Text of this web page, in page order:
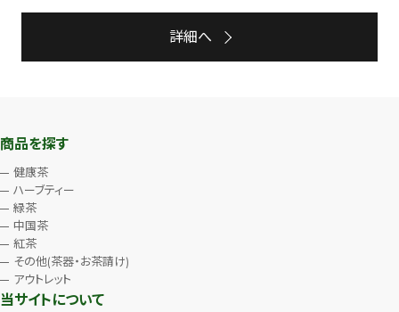
詳細へ
商品を探す
健康茶
ハーブティー
緑茶
中国茶
紅茶
その他(茶器・お茶請け)
アウトレット
当サイトについて